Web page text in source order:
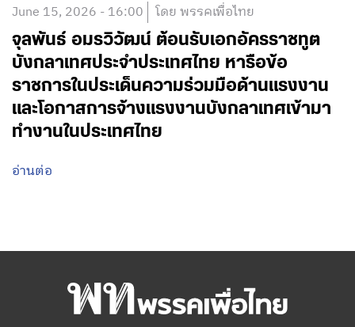
June 15, 2026 - 16:00 โดย พรรคเพื่อไทย
จุลพันธ์ อมรวิวัฒน์ ต้อนรับเอกอัครราชทูต
บังกลาเทศประจำประเทศไทย หารือข้อ
ราชการในประเด็นความร่วมมือด้านแรงงาน
และโอกาสการจ้างแรงงานบังกลาเทศเข้ามา
ทำงานในประเทศไทย
อ่านต่อ